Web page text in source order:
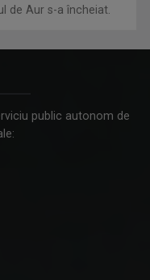
de Aur s-a încheiat.
public autonom de